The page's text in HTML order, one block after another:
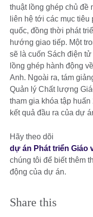
thuật lồng ghép chủ đề
liên hệ tới các mục
quốc, đồng thời phát
hướng giao tiếp. Một
sẽ là cuốn Sách điện
lồng ghép hành động
Anh. Ngoài ra, tám
Quản lý Chất lượng
tham gia khóa tập
kết quả đầu ra của dự
Hãy theo dõi
dự án Phát triển Giáo
chúng tôi để biết thêm
động của dự án.
Share this